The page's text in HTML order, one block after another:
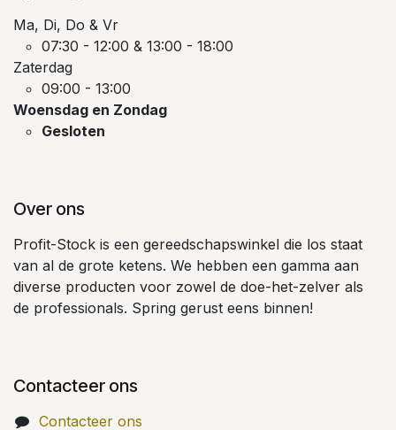
Ma, Di, Do & Vr
07:30 - 12:00 & 13:00 - 18:00
Zaterdag
09:00 - 13:00
Woensdag en Zondag
Gesloten
Over ons
Profit-Stock is een gereedschapswinkel die los staat
van al de grote ketens. We hebben een gamma aan
diverse producten voor zowel de doe-het-zelver als
de professionals. Spring gerust eens binnen!
Contacteer ons
Contacteer ons